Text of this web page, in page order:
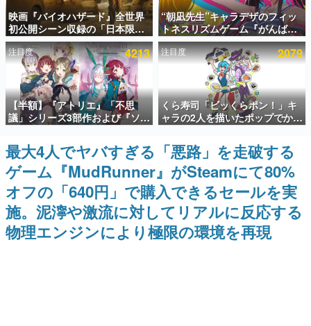
アプリセール情報
インタビュー
連載・特集一覧
殿堂入り記事
SNS拡散数が数千以上！ ページビュー数万以上！ などな
ど。多くの人々に読まれた、電ファミ渾身の“殿堂入り”記
事をまとめました。
ゲームの企画書
名作ゲームクリエイターの方々に製作時のエピソードをお
聞きし、ヒットする企画（ゲーム）とは何か？を探ってい
赫本
この物語を解いてはいけない。『赫本』は、〈試験問題〉
の形をした短編ホラー小説集です。
映画『バイオハザード』全世界
初公開シーン収録の「日本限
定」予告映像が解禁。バイオの
日（8月10日）にあわせて、
「ラクーンシティ総合病院」へ
行く配達人の姿が披露
“朝凪先生”キャラデザのフィッ
トネスリズムゲーム『がんば
れ！チアリズム』Steamストア
ページが公開。キャラクターの
CVは陽向葵ゅかさん
注目度 4213
【半額】『アトリエ』「不思
議」シリーズ3部作および『ソフ
ィーのアトリエ2』公式画集の
Kindle版が50%オフとなるセー
ルが開催中。各作品の設定画や
美麗なイラストの数々をふんだ
んに収録
注目度 2079
くら寿司「ビッくらポン！」キ
ャラの2人を描いたポップでかわ
いいコラボイラストが公開。コ
ラボイラストを使用した限定T
シャツ&ステッカーがアソビシ
ステム主催「Akaku展」にて販
売へ
最大4人でヤバすぎる「悪路」を走破する
ゲーム『MudRunner』がSteamにて80%
オフの「640円」で購入できるセールを実
施。泥濘や激流に対してリアルに反応する
物理エンジンにより極限の環境を再現